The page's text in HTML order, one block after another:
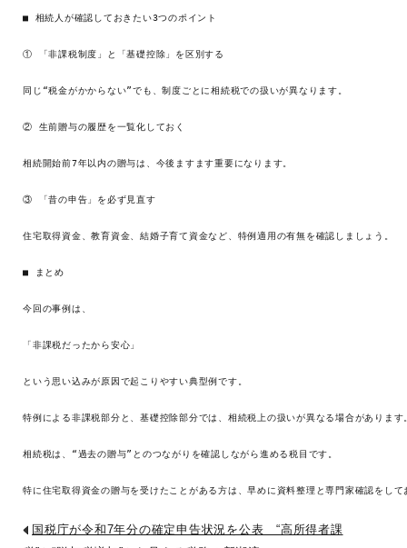
■ 相続人が確認しておきたい3つのポイント
① 「非課税制度」と「基礎控除」を区別する
同じ“税金がかからない”でも、制度ごとに相続税での扱いが異なります。
② 生前贈与の履歴を一覧化しておく
相続開始前7年以内の贈与は、今後ますます重要になります。
③ 「昔の申告」を必ず見直す
住宅取得資金、教育資金、結婚子育て資金など、特例適用の有無を確認しましょう。
■ まとめ
今回の事例は、
「非課税だったから安心」
という思い込みが原因で起こりやすい典型例です。
特例による非課税部分と、基礎控除部分では、相続税上の扱いが異なる場合があります
相続税は、“過去の贈与”とのつながりを確認しながら進める税目です。
国税庁が令和7年分の確定申告状況を公表 “高所得者課